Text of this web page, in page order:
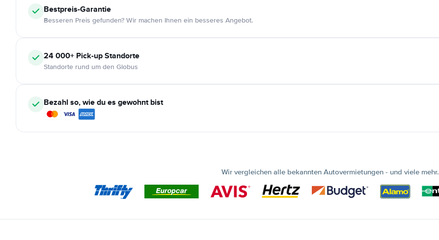
Bestpreis-Garantie
Besseren Preis gefunden? Wir machen Ihnen ein besseres Angebot.
24 000+ Pick-up Standorte
Standorte rund um den Globus
Bezahl so, wie du es gewohnt bist
Wir vergleichen alle bekannten Autovermietungen - und viele mehr.